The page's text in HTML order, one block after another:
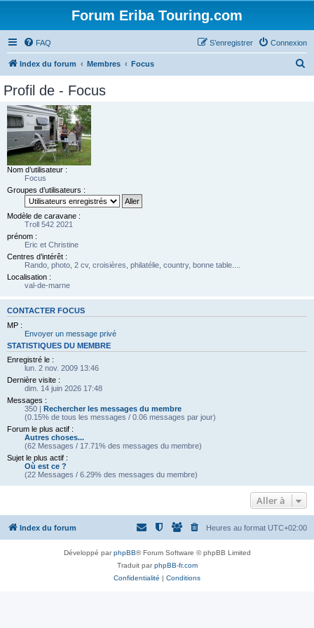
Forum Eriba Touring.com
FAQ Connexion
S’enregistrer
Index du forum Membres Focus
Profil de - Focus
Nom d’utilisateur :
Focus
Groupes d’utilisateurs :
Modèle de caravane :
Troll 542 2021
prénom :
Eric et Christine
Centres d’intérêt :
Rando, photo, 2 cv, croisières, philatélie, country, bonne table....
Localisation :
val-de-marne
CONTACTER FOCUS
MP :
Envoyer un message privé
STATISTIQUES DU MEMBRE
Enregistré le :
lun. 2 nov. 2009 13:46
Dernière visite :
dim. 14 juin 2026 17:48
Messages :
350 | Rechercher les messages du membre
(0.15% de tous les messages / 0.06 messages par jour)
Forum le plus actif :
Autres choses...
(62 Messages / 17.71% des messages du membre)
Sujet le plus actif :
Où est ce ?
(22 Messages / 6.29% des messages du membre)
Aller à
Index du forum Heures au format UTC+02:00
Développé parphpBB® Forum Software © phpBB Limited
Traduit parphpBB-fr.com
Confidentialité | Conditions